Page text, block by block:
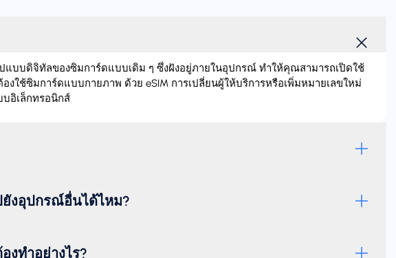
ปแบบดิจิทัลของซิมการ์ดแบบเดิม ๆ ซึ่งฝังอยู่ภายในอุปกรณ์ ทำให้คุณสามารถเปิดใช้
งใช้ซิมการ์ดแบบกายภาพ ด้วย eSIM การเปลี่ยนผู้ให้บริการหรือเพิ่มหมายเลขใหม่
บอิเล็กทรอนิกส์
ยังอุปกรณ์อื่นได้ไหม?
งทำอย่างไร?